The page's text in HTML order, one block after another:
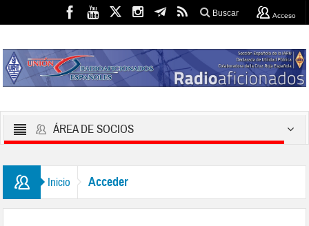
Buscar Acceso
ÁREA DE SOCIOS
Inicio Acceder